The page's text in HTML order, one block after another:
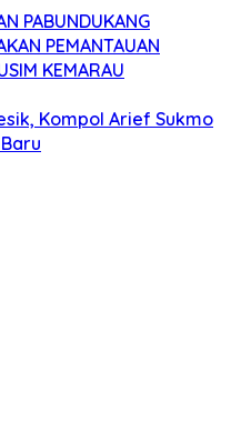
PABUNDUKANG
PEMANTAUAN
KEMARAU
Kompol Arief Sukmo